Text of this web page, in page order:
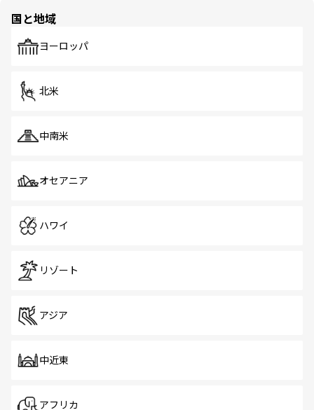
で、ホーカーズは地元の風情を楽しめる外せないスポット
国と地域
ヨーロッパ
北米
中南米
オセアニア
ハワイ
リゾート
アジア
中近東
アフリカ